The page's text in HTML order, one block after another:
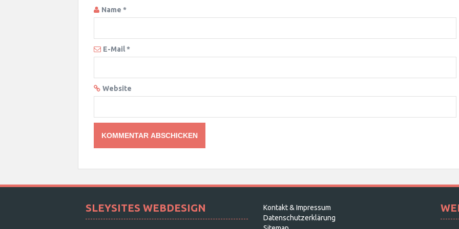
Name *
E-Mail*
Website
SLEYSITES WEBDESIGN
Kontakt & Impressum
Datenschutzerklärung